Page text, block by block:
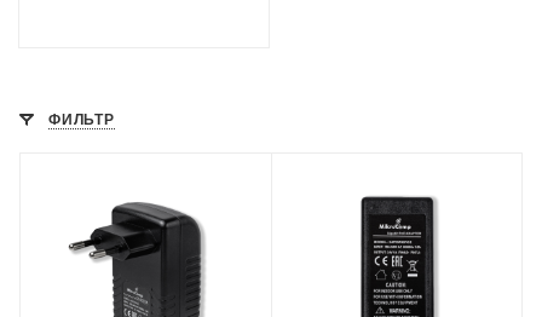
ФИЛЬТР
оптические
интерфейсы
2x10/100 Mbps
оптические
интерфейсы
2x10/100/1000 Mbps